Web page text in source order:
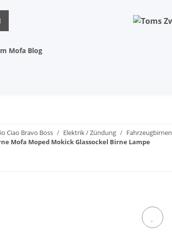
Mofa Blog
Ciao Bravo Boss Elektrik / Zündung Fahrzeugbirnen
Mofa Moped Mokick Glassockel Birne Lampe